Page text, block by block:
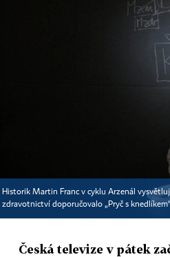
Historik Martin Franc v cyklu Arzenál
zdravotnictví doporučovalo „Pryč s
Česká televize v pátek